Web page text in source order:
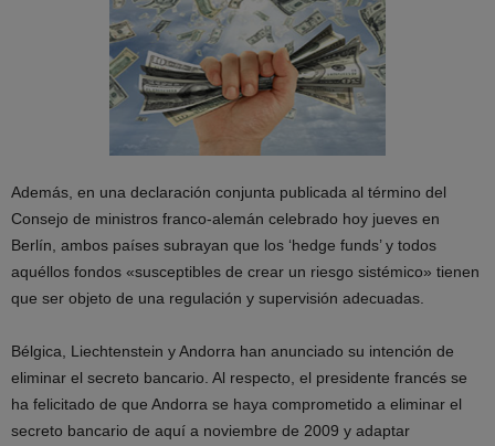
Además, en una declaración conjunta publicada al término del
Consejo de ministros franco-alemán celebrado hoy jueves en
Berlín, ambos países subrayan que los ‘hedge funds’ y todos
aquéllos fondos «susceptibles de crear un riesgo sistémico» tienen
que ser objeto de una regulación y supervisión adecuadas.
Bélgica, Liechtenstein y Andorra han anunciado su intención de
eliminar el secreto bancario. Al respecto, el presidente francés se
ha felicitado de que Andorra se haya comprometido a eliminar el
secreto bancario de aquí a noviembre de 2009 y adaptar